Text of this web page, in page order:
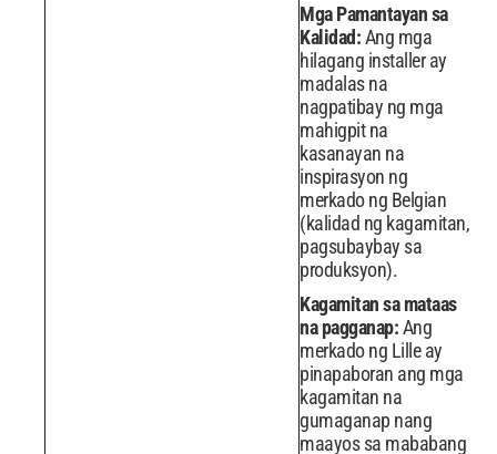
Mga Pamantayan sa
Kalidad:Ang mga
hilagang installer ay
madalas na
nagpatibay ng mga
mahigpit na
kasanayan na
inspirasyon ng
merkado ng Belgian
(kalidad ng kagamitan,
pagsubaybay sa
produksyon).
Kagamitan sa mataas
na pagganap:Ang
merkado ng Lille ay
pinapaboran ang mga
kagamitan na
gumaganap nang
maayos sa mababang